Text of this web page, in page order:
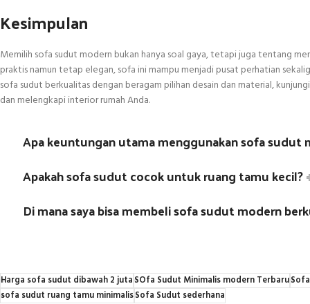
Kesimpulan
Memilih sofa sudut modern bukan hanya soal gaya, tetapi juga tentang
praktis namun tetap elegan, sofa ini mampu menjadi pusat perhatian
sofa sudut berkualitas dengan beragam pilihan desain dan material,
dan melengkapi interior rumah Anda.
Apa keuntungan utama menggunakan sofa sudut
Apakah sofa sudut cocok untuk ruang tamu kecil?
Di mana saya bisa membeli sofa sudut modern
Harga sofa sudut dibawah 2 jutaSOfa Sudut Minimalis modern Terbaru
sofa sudut ruang tamu minimalisSofa Sudut sederhana